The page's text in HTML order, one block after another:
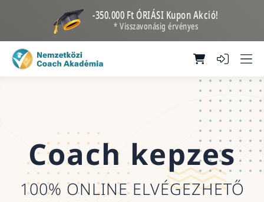
-350.000 Ft ÓRIÁSI Kupon Akció!
* Visszavonásig érvényes
Coach kepzes
100% ONLINE ELVÉGEZHETŐ